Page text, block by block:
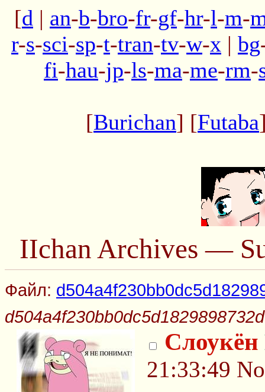
[d | an-b-bro-fr-gf-hr-l-m-
r-s-sci-sp-t-tran-tv-w-x | bg
fi-hau-jp-ls-ma-me-rm-
[Burichan] [Futaba
IIchan Archives —
Файл:
Слоукён
21:33:49